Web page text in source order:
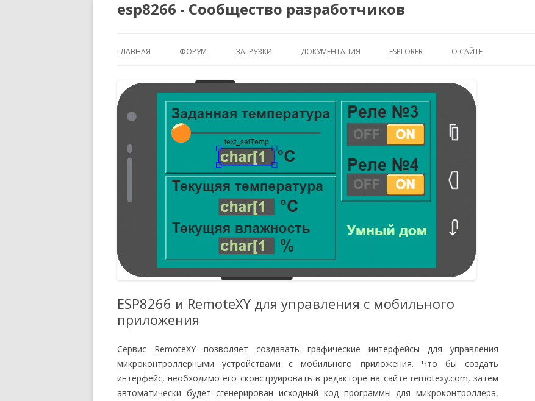
esp8266 - Сообщество разработчиков
Перейти
содержимому
ГЛАВНАЯ ФОРУМ ЗАГРУЗКИ ДОКУМЕНТАЦИЯ ESPLORER О САЙТЕ
ESP8266 и RemoteXY для управления с мобильного
приложения
Сервис RemoteXY позволяет создавать графические интерфейсы для управления
микроконтроллерными устройствами с мобильного приложения. Что бы создать
интерфейс, необходимо его сконструировать в редакторе на сайте remotexy.com, затем
автоматически будет сгенерирован исходный код программы для микроконтроллера,